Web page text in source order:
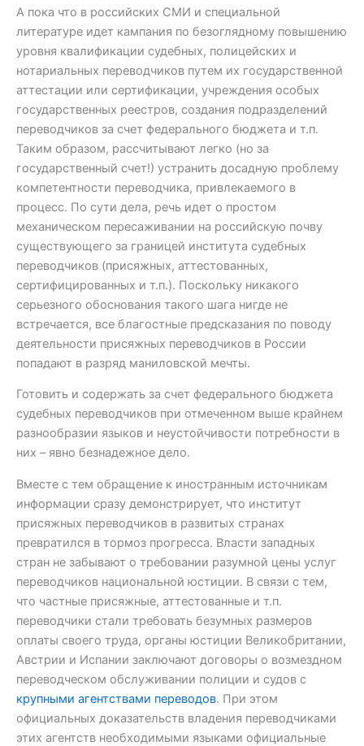
А пока что в российских СМИ и специальной
литературе идет кампания по безоглядному повышению
уровня квалификации судебных, полицейских и
нотариальных переводчиков путем их государственной
аттестации или сертификации, учреждения особых
государственных реестров, создания подразделений
переводчиков за счет федерального бюджета и т.п.
Таким образом, рассчитывают легко (но за
государственный счет!) устранить досадную проблему
компетентности переводчика, привлекаемого в
процесс. По сути дела, речь идет о простом
механическом пересаживании на российскую почву
существующего за границей института судебных
переводчиков (присяжных, аттестованных,
сертифицированных и т.п.). Поскольку никакого
серьезного обоснования такого шага нигде не
встречается, все благостные предсказания по поводу
деятельности присяжных переводчиков в России
попадают в разряд маниловской мечты.
Готовить и содержать за счет федерального бюджета
судебных переводчиков при отмеченном выше крайнем
разнообразии языков и неустойчивости потребности в
них – явно безнадежное дело.
Вместе с тем обращение к иностранным источникам
информации сразу демонстрирует, что институт
присяжных переводчиков в развитых странах
превратился в тормоз прогресса. Власти западных
стран не забывают о требовании разумной цены услуг
переводчиков национальной юстиции. В связи с тем,
что частные присяжные, аттестованные и т.п.
переводчики стали требовать безумных размеров
оплаты своего труда, органы юстиции Великобритании,
Австрии и Испании заключают договоры о возмездном
переводческом обслуживании полиции и судов с
крупными агентствами переводов. При этом
официальных доказательств владения переводчиками
этих агентств необходимыми языками официальные